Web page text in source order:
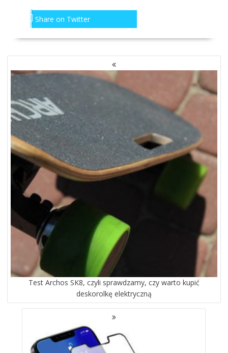
Share on Twitter
NAWIGACJA
PO
Test Archos SK8, czyli sprawdzamy, czy warto kupić
deskorolkę elektryczną